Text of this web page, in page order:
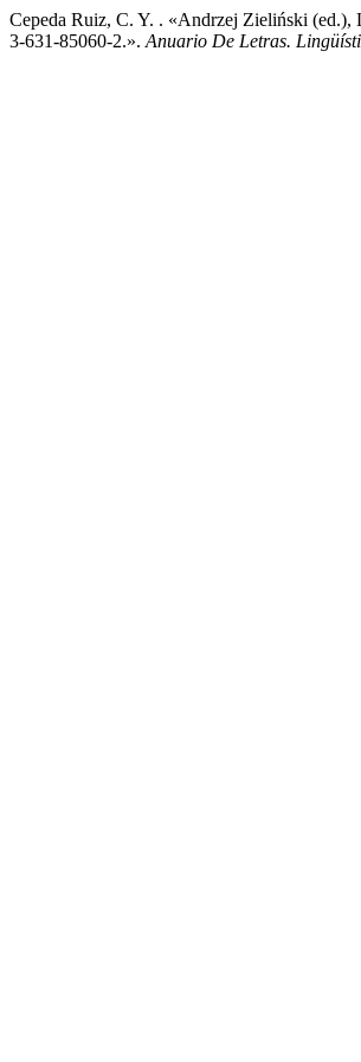
Cepeda Ruiz, C. Y. . «Andrzej Zieliński (ed.),
3-631-85060-2.». Anuario De Letras.